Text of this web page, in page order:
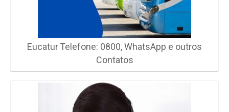
Eucatur Telefone: 0800, WhatsApp e outros
Contatos